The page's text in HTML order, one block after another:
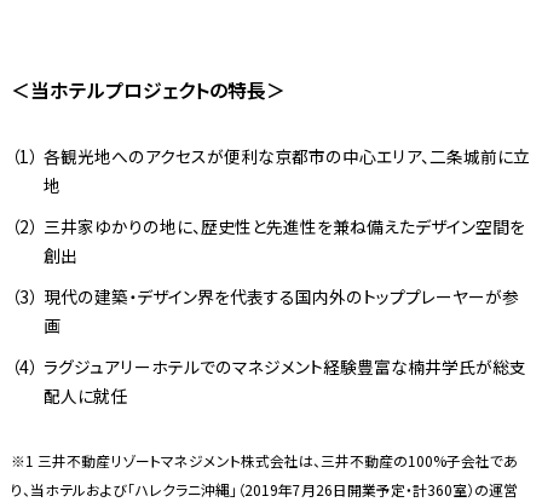
＜当ホテルプロジェクトの特長＞
各観光地へのアクセスが便利な京都市の中心エリア、二条城前に立
地
三井家ゆかりの地に、歴史性と先進性を兼ね備えたデザイン空間を
創出
現代の建築・デザイン界を代表する国内外のトッププレーヤーが参
画
ラグジュアリーホテルでのマネジメント経験豊富な楠井学氏が総支
配人に就任
※1 三井不動産リゾートマネジメント株式会社は、三井不動産の100%子会社であ
り、当ホテルおよび「ハレクラニ沖縄」（2019年7月26日開業予定・計360室）の運営